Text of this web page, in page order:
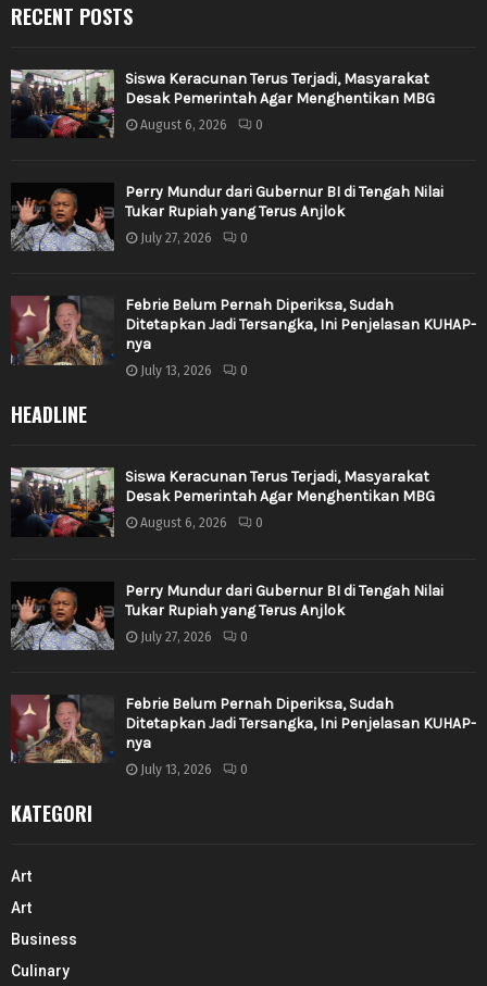
RECENT POSTS
Siswa Keracunan Terus Terjadi, Masyarakat
Desak Pemerintah Agar Menghentikan MBG
August 6, 2026 0
Perry Mundur dari Gubernur BI di Tengah Nilai
Tukar Rupiah yang Terus Anjlok
July 27, 2026 0
Febrie Belum Pernah Diperiksa, Sudah
Ditetapkan Jadi Tersangka, Ini Penjelasan KUHAP-
nya
July 13, 2026 0
HEADLINE
Siswa Keracunan Terus Terjadi, Masyarakat
Desak Pemerintah Agar Menghentikan MBG
August 6, 2026 0
Perry Mundur dari Gubernur BI di Tengah Nilai
Tukar Rupiah yang Terus Anjlok
July 27, 2026 0
Febrie Belum Pernah Diperiksa, Sudah
Ditetapkan Jadi Tersangka, Ini Penjelasan KUHAP-
nya
July 13, 2026 0
KATEGORI
Art
Art
Business
Culinary